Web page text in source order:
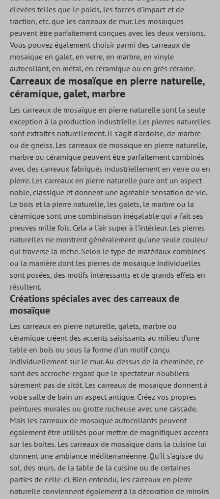
élevées telles que le poids, les forces d'impact et de
traction, etc. que les carreaux de mur. Les mosaïques
peuvent être parfaitement conçues avec les deux versions.
Vous pouvez également choisir parmi des carreaux de
mosaïque en galet, en verre, en marbre, en vinyle
autocollant, en métal, en céramique ou en grès cérame.
Carreaux de mosaïque en pierre naturelle,
céramique, galet, marbre
Les carreaux de mosaïque en pierre naturelle sont la seule
exception à la production industrielle. Les pierres naturelles
sont extraites naturellement. Il s'agit d'ardoise, de marbre
ou de gneiss. Les carreaux de mosaïque en pierre naturelle,
marbre ou céramique peuvent être parfaitement combinés
avec des carreaux fabriqués industriellement en verre ou en
pierre. Les carreaux en pierre naturelle pure ont un aspect
noble, classique et donnent une agréable sensation de vie.
Le bois et la pierre naturelle, les galets, le marbre ou la
céramique sont une combinaison inégalable qui a fait ses
preuves mille fois. Cela a l'air super à l'intérieur. Les pierres
naturelles ne montrent généralement qu'une seule couleur
qui traverse la roche. Selon le type de matériaux combinés
ou la manière dont les pierres de mosaïque individuelles
sont posées, des motifs intéressants et de grands effets en
résultent.
Créations spéciales avec des carreaux de
mosaïque
Les carreaux en pierre naturelle, galets, marbre ou
céramique créent des accents saisissants au milieu d'une
table en bois ou sous la forme d'un motif conçu
individuellement sur le mur. Au-dessus de la cheminée, ce
sont des accroche-regard que le spectateur n'oubliera
sûrement pas de sitôt. Les carreaux de mosaïque donnent à
votre salle de bain un aspect antique. Créez vos propres
peintures murales ou grotte rocheuse avec une cascade.
Mais les carreaux de mosaïque autocollants peuvent
également être utilisés pour mettre de magnifiques accents
sur les boîtes. Les carreaux de mosaïque dans la cuisine lui
donnent une ambiance méditerranéenne. Qu'il s'agisse du
sol, des murs, de la table de la cuisine ou de certaines
parties de celle-ci. Bien entendu, les carreaux en pierre
naturelle conviennent également à la décoration de miroirs